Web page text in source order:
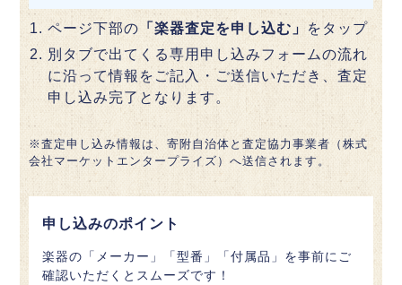
ページ下部の 「楽器査定を申し込む」 をタップ
別タブで出てくる専用申し込みフォームの流れ
に沿って情報をご記入・ご送信いただき、査定
申し込み完了となります。
※査定申し込み情報は、寄附自治体と査定協力事業者（株式
会社マーケットエンタープライズ）へ送信されます。
申し込みのポイント
楽器の「メーカー」「型番」「付属品」を事前にご
確認いただくとスムーズです！